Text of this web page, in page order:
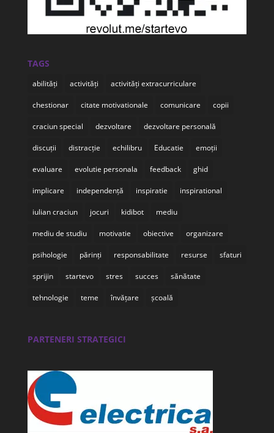
TAGS
abilități activități activități extracurriculare
chestionar citate motivationale comunicare copii
craciun special dezvoltare dezvoltare personală
discuții distracție echilibru Educatie emoții
evaluare evolutie personala feedback ghid
implicare independență inspiratie inspirational
iulian craciun jocuri kidibot mediu
mediu de studiu motivatie obiective organizare
psihologie părinți responsabilitate resurse sfaturi
sprijin startevo stres succes sănătate
tehnologie teme învățare școală
PARTENERI STRATEGICI